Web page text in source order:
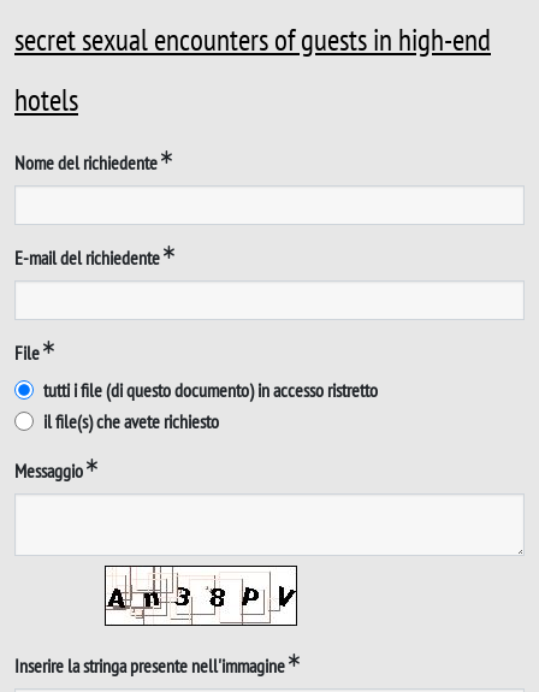
secret sexual encounters of guests in high-end
hotels
Nome del richiedente
E-mail del richiedente
File
tutti i file (di questo documento) in accesso ristretto
il file(s) che avete richiesto
Messaggio
Inserire la stringa presente nell'immagine